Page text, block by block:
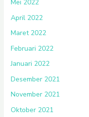
Mei 2022
April 2022
Maret 2022
Februari 2022
Januari 2022
Desember 2021
November 2021
Oktober 2021